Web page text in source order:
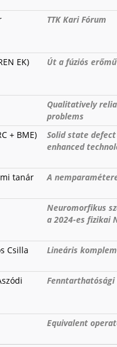
TTK Kari Fórum
EK) Út a fúziós
Qualitatively
problems
+ BME)
Solid state
enhanced
tanár
A
Neuromorfikus
a 2024-es fizikai
Csilla Lineáris
Fenntarthatósági
Equivalent